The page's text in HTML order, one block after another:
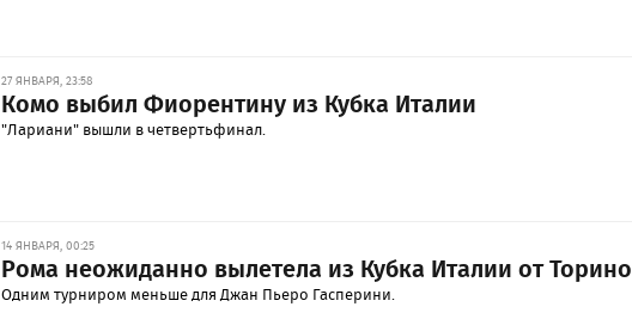
27 ЯНВАРЯ, 23:58
Комо выбил Фиорентину из Кубка Италии
"Лариани" вышли в четвертьфинал.
14 ЯНВАРЯ, 00:25
Рома неожиданно вылетела из Кубка Италии от Торино
Одним турниром меньше для Джан Пьеро Гасперини.